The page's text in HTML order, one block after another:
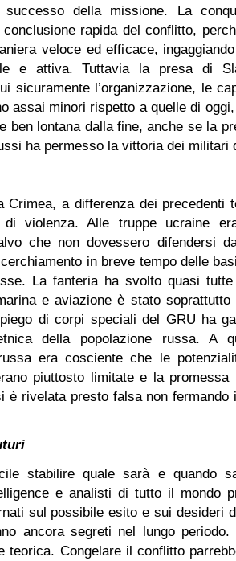
successo della missione. La
rapida del conflitto,
veloce ed efficace,
e attiva. Tuttavia la presa di
sicuramente l’organizzazione, le
assai minori rispetto a quelle di
ben lontana dalla fine, anche se la
ha permesso la vittoria dei militari
Crimea, a differenza dei precedenti
di violenza. Alle truppe ucraine
che non dovessero difendersi
in breve tempo delle
La fanteria ha svolto quasi
e aviazione è stato
di corpi speciali del GRU ha
della popolazione russa. A
russa era cosciente che le
piuttosto limitate e la
è rivelata presto falsa non fermando
stabilire quale sarà e quando
e analisti di tutto il mondo
sul possibile esito e sui desideri
ancora segreti nel lungo
teorica. Congelare il conflitto